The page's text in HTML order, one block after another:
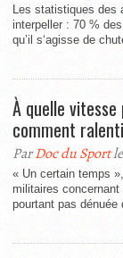
Les statistiques des
interpeller : 70 %
qu’il s‘agisse de
À quelle
comment
ParDoc du Sport
« Un certain temps
militaires concernant
pourtant pas dénuée